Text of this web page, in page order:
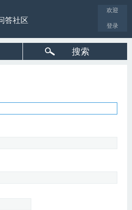
欢迎
登录
答社区
搜索